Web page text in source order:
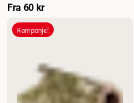
Fra 60 kr
Kampanje!